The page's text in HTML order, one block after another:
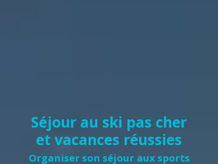
Séjour au ski pas cher
et vacances réussies
Organiser son séjour aux sports